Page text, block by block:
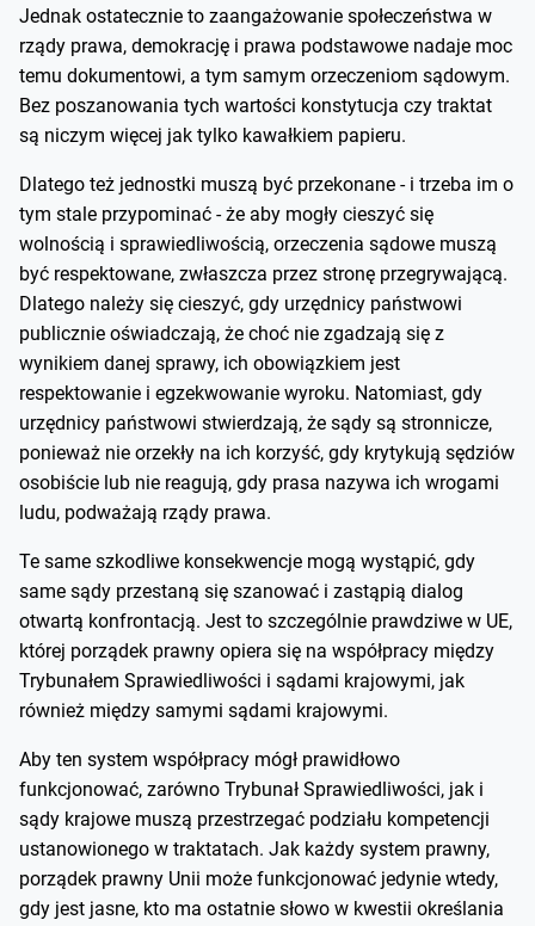
Jednak ostatecznie to zaangażowanie społeczeństwa w
rządy prawa, demokrację i prawa podstawowe nadaje moc
temu dokumentowi, a tym samym orzeczeniom sądowym.
Bez poszanowania tych wartości konstytucja czy traktat
są niczym więcej jak tylko kawałkiem papieru.
Dlatego też jednostki muszą być przekonane - i trzeba im o
tym stale przypominać - że aby mogły cieszyć się
wolnością i sprawiedliwością, orzeczenia sądowe muszą
być respektowane, zwłaszcza przez stronę przegrywającą.
Dlatego należy się cieszyć, gdy urzędnicy państwowi
publicznie oświadczają, że choć nie zgadzają się z
wynikiem danej sprawy, ich obowiązkiem jest
respektowanie i egzekwowanie wyroku. Natomiast, gdy
urzędnicy państwowi stwierdzają, że sądy są stronnicze,
ponieważ nie orzekły na ich korzyść, gdy krytykują sędziów
osobiście lub nie reagują, gdy prasa nazywa ich wrogami
ludu, podważają rządy prawa.
Te same szkodliwe konsekwencje mogą wystąpić, gdy
same sądy przestaną się szanować i zastąpią dialog
otwartą konfrontacją. Jest to szczególnie prawdziwe w UE,
której porządek prawny opiera się na współpracy między
Trybunałem Sprawiedliwości i sądami krajowymi, jak
również między samymi sądami krajowymi.
Aby ten system współpracy mógł prawidłowo
funkcjonować, zarówno Trybunał Sprawiedliwości, jak i
sądy krajowe muszą przestrzegać podziału kompetencji
ustanowionego w traktatach. Jak każdy system prawny,
porządek prawny Unii może funkcjonować jedynie wtedy,
gdy jest jasne, kto ma ostatnie słowo w kwestii określania